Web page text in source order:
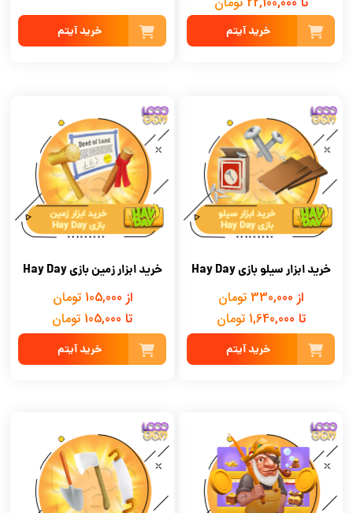
خرید آیتم خرید آیتم
خرید ابزار سیلو بازی Hay Day
از 330,000 تومان
تا 1,640,000 تومان
خرید آیتم
خرید ابزار زمین بازی Hay Day
از 105,000 تومان
تا 105,000 تومان
خرید آیتم